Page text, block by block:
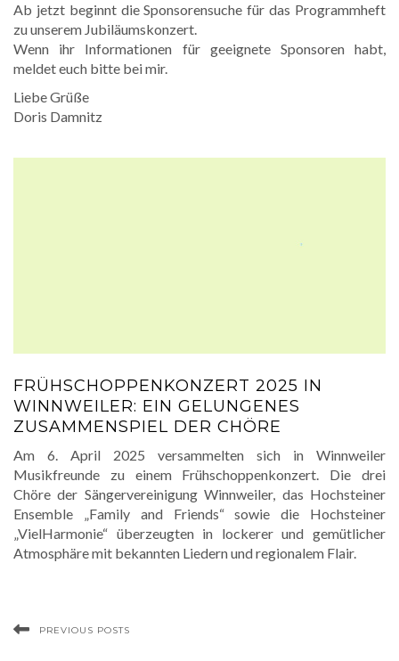
Ab jetzt beginnt die Sponsorensuche für das Programmheft
zu unserem Jubiläumskonzert.
Wenn ihr Informationen für geeignete Sponsoren habt,
meldet euch bitte bei mir.
Liebe Grüße
Doris Damnitz
FRÜHSCHOPPENKONZERT 2025 IN
WINNWEILER: EIN GELUNGENES
ZUSAMMENSPIEL DER CHÖRE
Am 6. April 2025 versammelten sich in Winnweiler
Musikfreunde zu einem Frühschoppenkonzert. Die drei
Chöre der Sängervereinigung Winnweiler, das Hochsteiner
Ensemble „Family and Friends“ sowie die Hochsteiner
„VielHarmonie“ überzeugten in lockerer und gemütlicher
Atmosphäre mit bekannten Liedern und regionalem Flair.
PREVIOUS POSTS